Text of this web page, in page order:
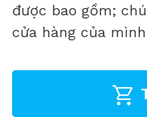
được bao gồm;
cửa hàng của